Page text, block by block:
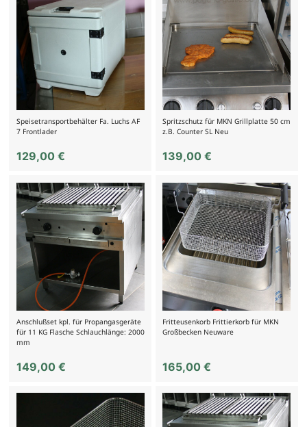
Speisetransportbehälter Fa. Luchs AF
7 Frontlader
129,00 €
Spritzschutz für MKN Grillplatte 50 cm
z.B. Counter SL Neu
139,00€
Anschlußset kpl. für Propangasgeräte
für 11 KG Flasche Schlauchlänge: 2000
mm
149,00 €
Fritteusenkorb Frittierkorb für MKN
Großbecken Neuware
165,00€